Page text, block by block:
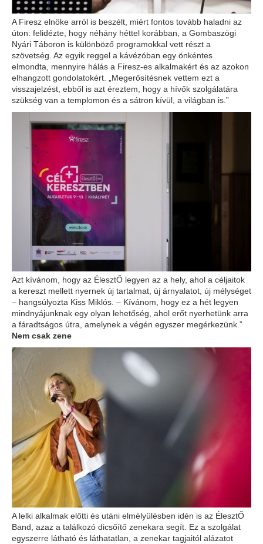
A Firesz elnöke arról is beszélt, miért fontos tovább haladni az
úton: felidézte, hogy néhány héttel korábban, a Gombaszögi
Nyári Táboron is különböző programokkal vett részt a
szövetség. Az egyik reggel a kávézóban egy önkéntes
elmondta, mennyire hálás a Firesz-es alkalmakért és az azokon
elhangzott gondolatokért. „Megerősítésnek vettem ezt a
visszajelzést, ebből is azt éreztem, hogy a hívők szolgálatára
szükség van a templomon és a sátron kívül, a világban is.”
Azt kívánom, hogy az ÉlesztŐ legyen az a hely, ahol a céljaitok
a kereszt mellett nyernek új tartalmat, új árnyalatot, új mélységet
– hangsúlyozta Kiss Miklós. – Kívánom, hogy ez a hét legyen
mindnyájunknak egy olyan lehetőség, ahol erőt nyerhetünk arra
a fáradtságos útra, amelynek a végén egyszer megérkezünk.”
Nem csak zene
A lelki alkalmak előtti és utáni elmélyülésben idén is az ÉlesztŐ
Band, azaz a találkozó dicsőítő zenekara segít. Ez a szolgálat
egyszerre látható és láthatatlan, a zenekar tagjaitól alázatot